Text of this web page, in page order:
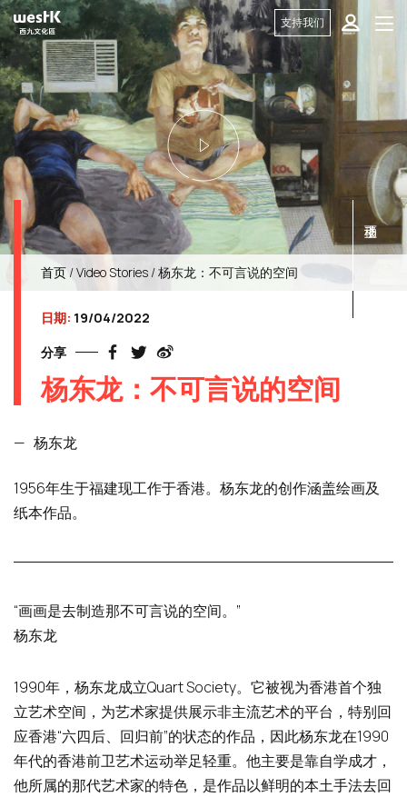
支持我们
首页 /Video Stories / 杨东龙：不可言说的空间
日期: 19/04/2022
分享
杨东龙：不可言说的空间
— 杨东龙
1956年生于福建现工作于香港。杨东龙的创作涵盖绘画及
纸本作品。
“画画是去制造那不可言说的空间。”
杨东龙
1990年，杨东龙成立Quart Society。它被视为香港首个独
立艺术空间，为艺术家提供展示非主流艺术的平台，特别回
应香港“六四后、回归前”的状态的作品，因此杨东龙在1990
年代的香港前卫艺术运动举足轻重。他主要是靠自学成才，
他所属的那代艺术家的特色，是作品以鲜明的本土手法去回